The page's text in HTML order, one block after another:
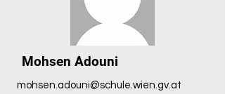
Mohsen Adouni
mohsen.adouni@schule.wien.gv.at